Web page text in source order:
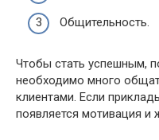
Общительность.
Чтобы стать успешным,
необходимо много
клиентами. Если
появляется мотивация и